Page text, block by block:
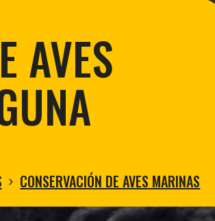
Ecologica en Floreana
de Zonas Áridas
AVES
CONSERVACIÓN DE AVES MARINAS